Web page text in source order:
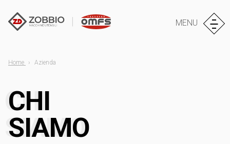
MENU
Home Azienda
CHI
SIAMO